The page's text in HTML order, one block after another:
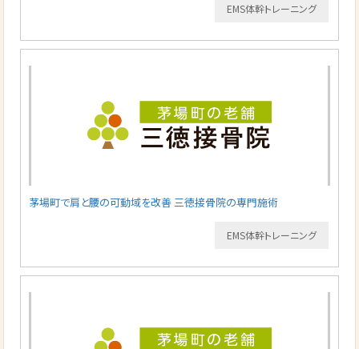
EMS体幹トレーニング
茅場町で肩と腰の可動域を改善 三徳接骨院の専門施術
EMS体幹トレーニング